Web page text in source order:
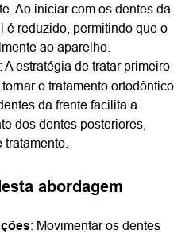
Ao iniciar com os dentes da
é reduzido, permitindo que o
ao aparelho.
: A estratégia de tratar primeiro
o tratamento ortodôntico
da frente facilita a
dos dentes posteriores,
abordagem
: Movimentar os dentes